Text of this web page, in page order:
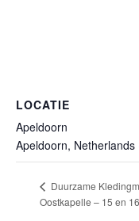
LOCATIE
Apeldoorn
Apeldoorn, Netherlands
Duurzame
Oostkapelle – 15 en